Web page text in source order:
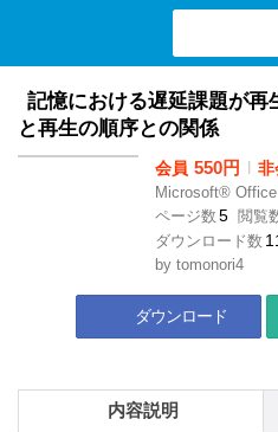
記憶における遅延課題が再
と再生の順序との関係
会員 550円 l 非
Microsoft® Office
ページ数 5 閲覧
ダウンロード数
by tomonori4
ダウンロード
内容説明